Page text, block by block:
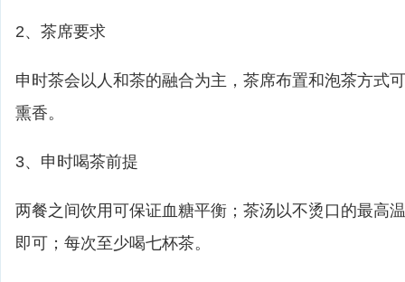
2、茶席要求
申时茶会以人和茶的融合为主，茶席布置和泡茶方式
熏香。
3、申时喝茶前提
两餐之间饮用可保证血糖平衡；茶汤以不烫口的最高
即可；每次至少喝七杯茶。